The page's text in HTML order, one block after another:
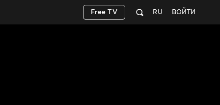
ВОЙТИ
RU
Free TV